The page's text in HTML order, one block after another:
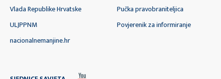
Vlada Republike Hrvatske
ULJPPNM
nacionalnemanjine.hr
Pučka pravobraniteljica
Povjerenik za informiranje